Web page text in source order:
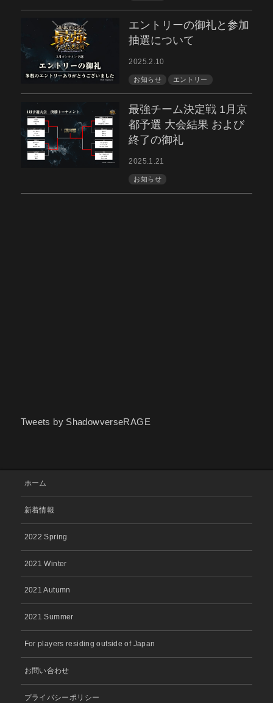
エントリーの御礼と参加
抽選について
2025.2.10
お知らせ エントリー
最強チーム決定戦 1月京
都予選 大会結果 および
終了の御礼
2025.1.21
お知らせ
Tweets by ShadowverseRAGE
ホーム
新着情報
2022 Spring
2021 Winter
2021 Autumn
2021 Summer
For players residing outside of Japan
お問い合わせ
プライバシーポリシー